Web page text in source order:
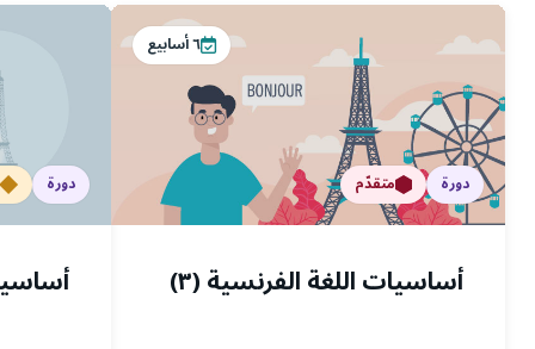
٦أسابيع
دورة متقدّم
أساسيات اللغة الفرنسية (٣)
دورة